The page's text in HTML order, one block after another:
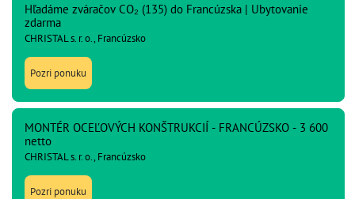
Hľadáme zváračov CO₂ (135) do Francúzska | Ubytovanie
zdarma
CHRISTAL s. r. o., Francúzsko
Pozri ponuku
MONTÉR OCEĽOVÝCH KONŠTRUKCIÍ - FRANCÚZSKO - 3 600
netto
CHRISTAL s. r. o., Francúzsko
Pozri ponuku